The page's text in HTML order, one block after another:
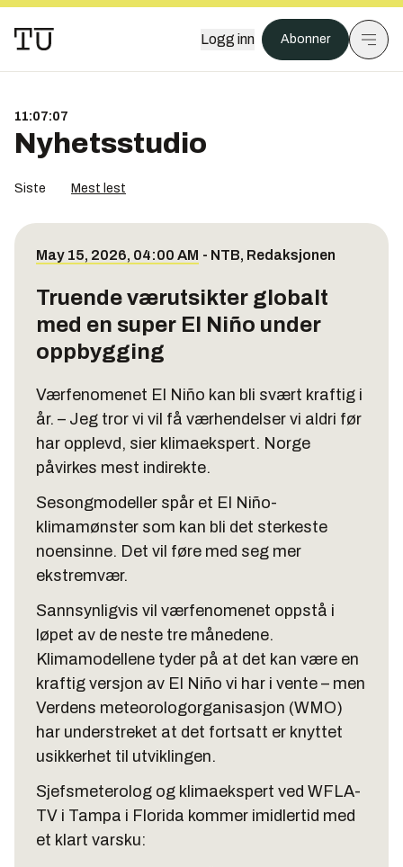
Logg inn Abonner
11:07:08
Nyhetsstudio
Siste Mest lest
May 15, 2026, 04:00 AM - NTB, Redaksjonen
Truende værutsikter globalt
med en super El Niño under
oppbygging
Værfenomenet El Niño kan bli svært kraftig i
år. – Jeg tror vi vil få værhendelser vi aldri før
har opplevd, sier klimaekspert. Norge
påvirkes mest indirekte.
Sesongmodeller spår et El Niño-
klimamønster som kan bli det sterkeste
noensinne. Det vil føre med seg mer
ekstremvær.
Sannsynligvis vil værfenomenet oppstå i
løpet av de neste tre månedene.
Klimamodellene tyder på at det kan være en
kraftig versjon av El Niño vi har i vente – men
Verdens meteorologorganisasjon (WMO)
har understreket at det fortsatt er knyttet
usikkerhet til utviklingen.
Sjefsmeterolog og klimaekspert ved WFLA-
TV i Tampa i Florida kommer imidlertid med
et klart varsku: